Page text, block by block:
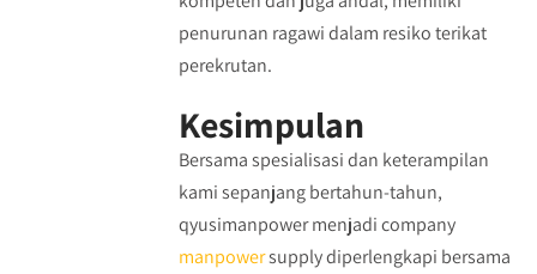
penurunan ragawi dalam resiko terikat
perekrutan.
Kesimpulan
Bersama spesialisasi dan keterampilan
kami sepanjang bertahun-tahun,
qyusimanpower menjadi company
manpowersupply diperlengkapi bersama